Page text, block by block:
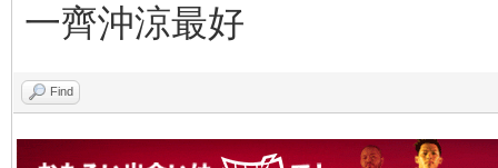
一齊沖涼最好
Find